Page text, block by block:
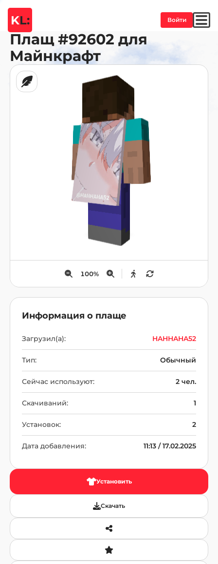
KL: Войти
Плащ #92602 для
Майнкрафт
100%
Информация о плаще
Загрузил(а): HAHHAHA52
Тип: Обычный
Сейчас используют: 2 чел.
Скачиваний: 1
Установок: 2
Дата добавления: 11:13 / 17.02.2025
Установить
Скачать